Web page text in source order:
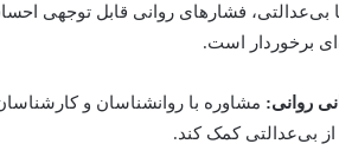
بی‌عدالتی، فشارهای روانی قابل توجهی
برخوردار است.
روانی: مشاوره با روانشناسان و
بی‌عدالتی کمک کند.